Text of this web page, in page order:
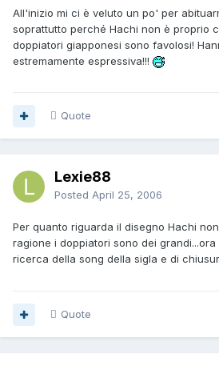
All'inizio mi ci è veluto un po' per
soprattutto perché Hachi non è proprio
doppiatori giapponesi sono favolosi!
estremamente espressiva!!!
Quote
Lexie88
Posted April 25, 2006
Per quanto riguarda il disegno Hachi
ragione i doppiatori sono dei grandi...ora
ricerca della song della sigla e di
Quote